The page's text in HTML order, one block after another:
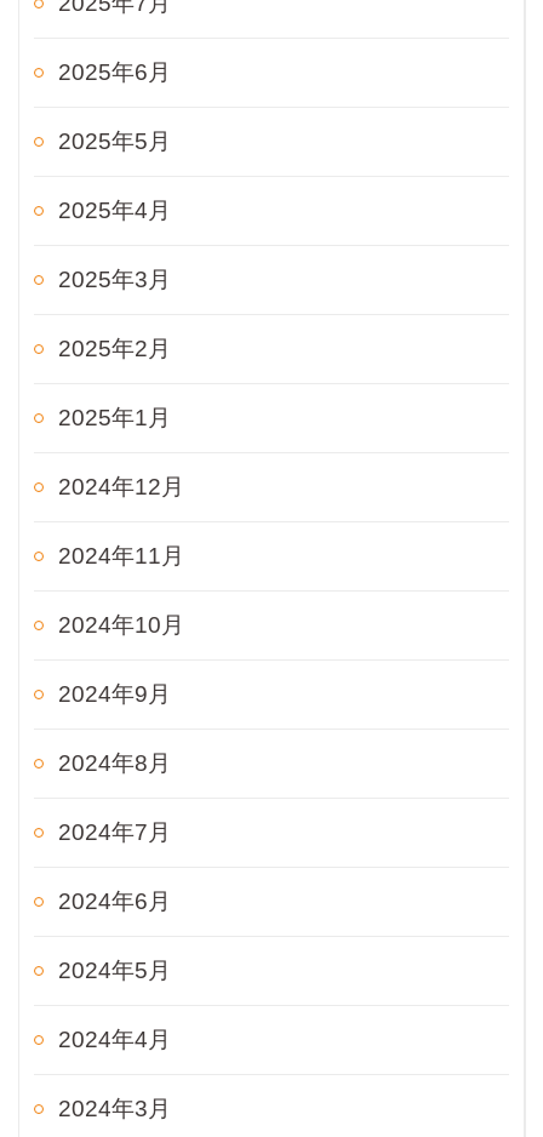
2025年6月
2025年5月
2025年4月
2025年3月
2025年2月
2025年1月
2024年12月
2024年11月
2024年10月
2024年9月
2024年8月
2024年7月
2024年6月
2024年5月
2024年4月
2024年3月